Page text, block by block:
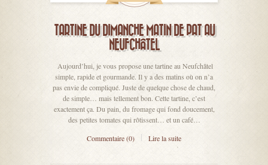
TARTINE DU DIMANCHE MATIN DE PAT AU
NEUFCHÂTEL
Aujourd’hui, je vous propose une tartine au Neufchâtel
simple, rapide et gourmande. Il y a des matins où on n’a
pas envie de compliqué. Juste de quelque chose de chaud,
de simple… mais tellement bon. Cette tartine, c’est
exactement ça. Du pain, du fromage qui fond doucement,
des petites tomates qui rôtissent… et un café…
Commentaire (0)
Lire la suite